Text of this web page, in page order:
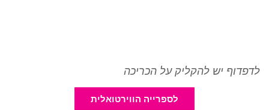
לדפדוף יש להקליק על הכריכה
לספרייה הווירטואלית